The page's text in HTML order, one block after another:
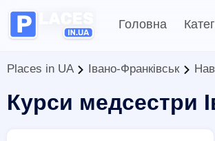
Головна
Places in UA Івано-Франківськ
Курси медсестри